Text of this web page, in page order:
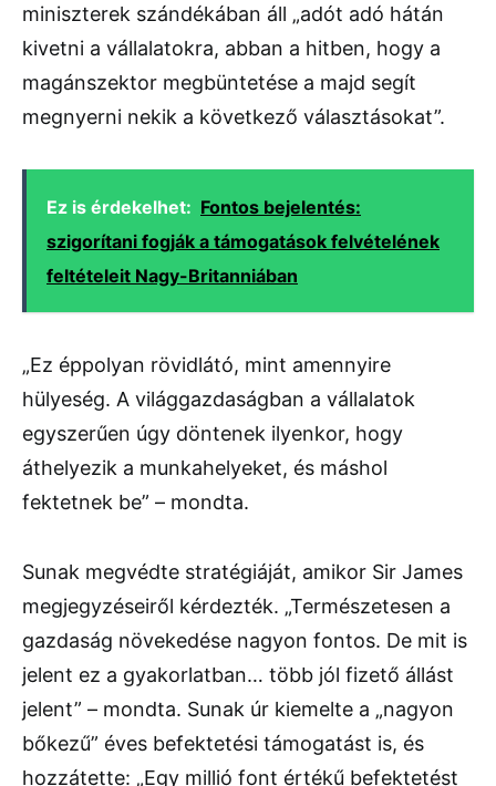
miniszterek szándékában áll „adót adó hátán
kivetni a vállalatokra, abban a hitben, hogy a
magánszektor megbüntetése a majd segít
megnyerni nekik a következő választásokat”.
Ez is érdekelhet: Fontos bejelentés:
szigorítani fogják a támogatások felvételének
feltételeit Nagy-Britanniában
„Ez éppolyan rövidlátó, mint amennyire
hülyeség. A világgazdaságban a vállalatok
egyszerűen úgy döntenek ilyenkor, hogy
áthelyezik a munkahelyeket, és máshol
fektetnek be” – mondta.
Sunak megvédte stratégiáját, amikor Sir James
megjegyzéseiről kérdezték. „Természetesen a
gazdaság növekedése nagyon fontos. De mit is
jelent ez a gyakorlatban… több jól fizető állást
jelent” – mondta. Sunak úr kiemelte a „nagyon
bőkezű” éves befektetési támogatást is, és
hozzátette: „Egy millió font értékű befektetést